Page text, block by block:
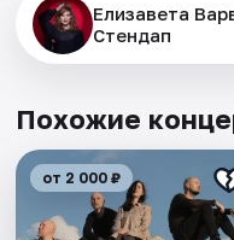
Елизавета
Стендап
Похожие
от 2 000 ₽